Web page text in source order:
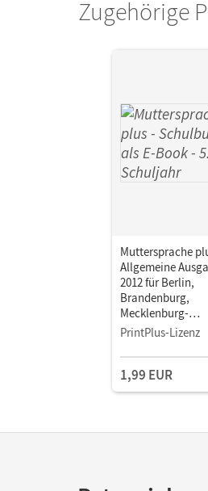
Kruse, Andrea; Michaelis, Sylke;
Zugehörige
Muttersprache
Allgemeine
2012 für Berlin,
Brandenburg,
Mecklenburg-
Vorpommern,
Schuljahr •
als E-Book
PrintPlus-Lizenz
1,99 EUR